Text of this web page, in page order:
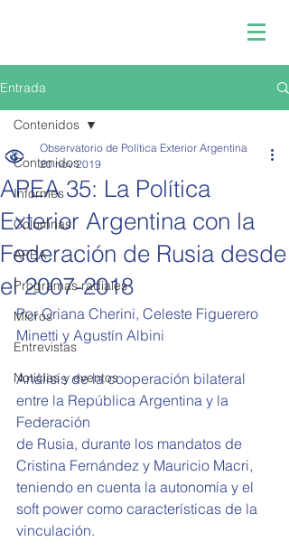
Entrada
Contenidos
Informes
Columnas
APEA
Programas radiales
Micros
Entrevistas
Noticias y eventos
Contenidos
APEA 35: La Política
Exterior Argentina con la
Federación de Rusia desde
el 2007-2018
Observatorio de Política Exterior Argentina
20 nov 2019
Por Oriana Cherini, Celeste Figuerero
Minetti y Agustín Albini
Análisis de la cooperación bilateral
entre la República Argentina y la
Federación
de Rusia, durante los mandatos de
Cristina Fernández y Mauricio Macri,
teniendo en cuenta la autonomía y el
soft power como características de la
vinculación.